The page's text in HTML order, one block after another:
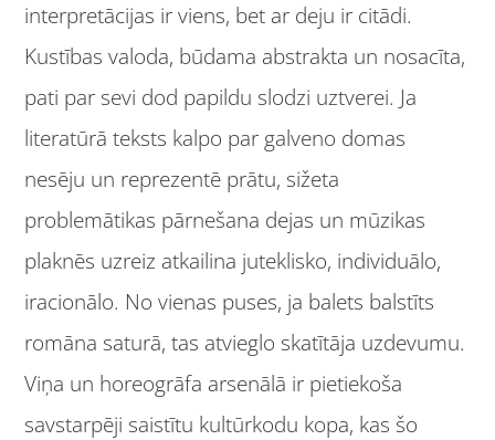
interpretācijas ir viens, bet ar deju ir citādi.
Kustības valoda, būdama abstrakta un nosacīta,
pati par sevi dod papildu slodzi uztverei. Ja
literatūrā teksts kalpo par galveno domas
nesēju un reprezentē prātu, sižeta
problemātikas pārnešana dejas un mūzikas
plaknēs uzreiz atkailina juteklisko, individuālo,
iracionālo. No vienas puses, ja balets balstīts
romāna saturā, tas atvieglo skatītāja uzdevumu.
Viņa un horeogrāfa arsenālā ir pietiekoša
savstarpēji saistītu kultūrkodu kopa, kas šo